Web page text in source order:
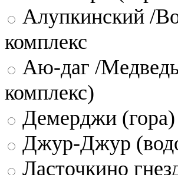
Алупкинский /
комплекс
Аю-даг /
комплекс)
Демерджи (гора)
Джур-Джур
Ласточкино